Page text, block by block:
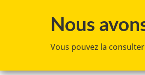
Nous
Vous pouvez la